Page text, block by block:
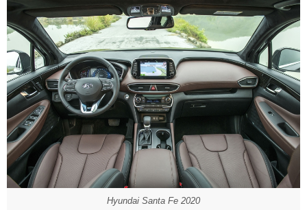
Hyundai Santa Fe 2020